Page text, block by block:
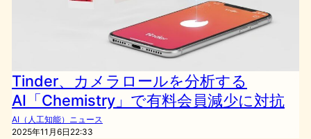
Tinder、カメラロールを分析する
AI「Chemistry」で有料会員減少に対抗
AI（人工知能）ニュース
2025年11月6日22:33